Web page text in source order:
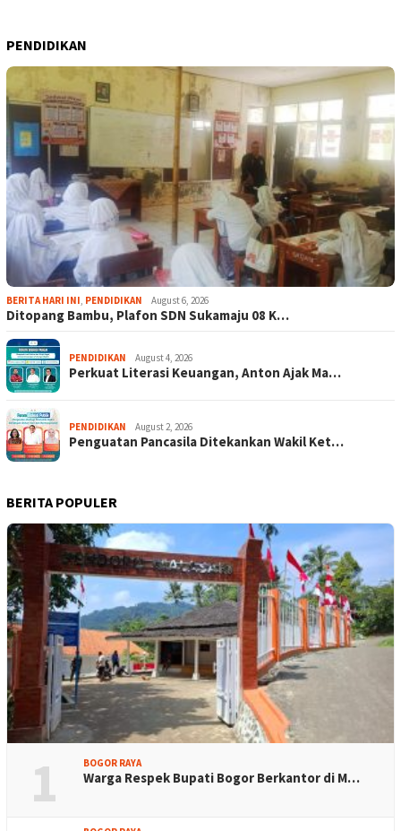
PENDIDIKAN
BERITA HARI INI PENDIDIKAN August 6, 2026
Ditopang Bambu, Plafon SDN Sukamaju 08 K…
PENDIDIKAN August 4, 2026
Perkuat Literasi Keuangan, Anton Ajak Ma…
PENDIDIKAN August 2, 2026
Penguatan Pancasila Ditekankan Wakil Ket…
BERITA POPULER
1 BOGOR RAYA
Warga Respek Bupati Bogor Berkantor di M…